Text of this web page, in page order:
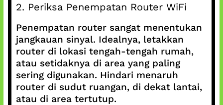
2. Periksa Penempatan Router WiFi
Penempatan router sangat menentukan
jangkauan sinyal. Idealnya, letakkan
router di lokasi tengah-tengah rumah,
atau setidaknya di area yang paling
sering digunakan. Hindari menaruh
router di sudut ruangan, di dekat lantai,
atau di area tertutup.